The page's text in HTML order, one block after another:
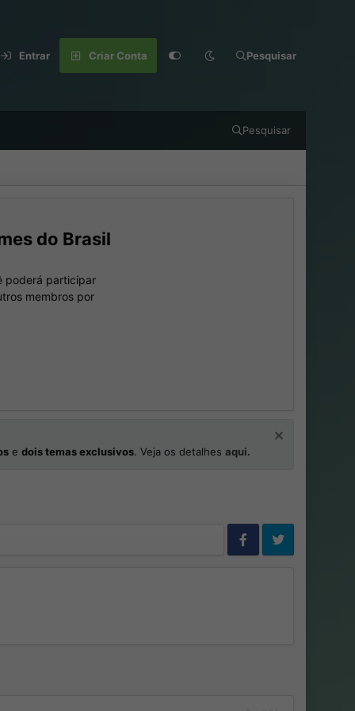
Entrar Criar Conta Pesquisar
Pesquisar
do Brasil
poderá participar
membros por
e dois temas exclusivos. Veja os detalhes aqui.